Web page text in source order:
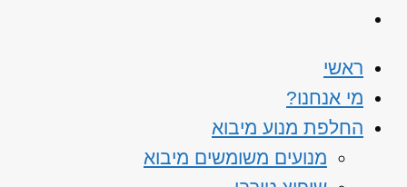
ראשי
מי אנחנו?
החלפת מנוע מיבוא
מנועים משומשים מיבוא